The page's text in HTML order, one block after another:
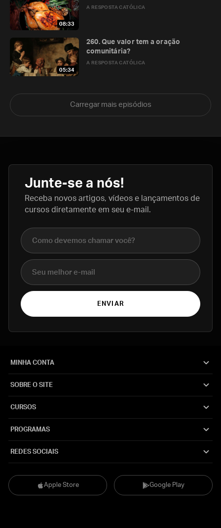
08:33
A RESPOSTA CATÓLICA
05:34
A RESPOSTA CATÓLICA
260. Que valor tem a oração
comunitária?
Carregar mais episódios
Junte-se a nós!
Receba novos artigos, vídeos e lançamentos de
cursos diretamente em seu e-mail.
Nome completo
E-mail
ENVIAR
Apple Store Google Play
MINHA CONTA
SOBRE O SITE
CURSOS
PROGRAMAS
REDES SOCIAIS